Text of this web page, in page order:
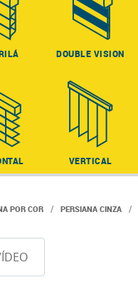
DOUBLE VISION
VERTICAL
POR COR PERSIANA CINZA